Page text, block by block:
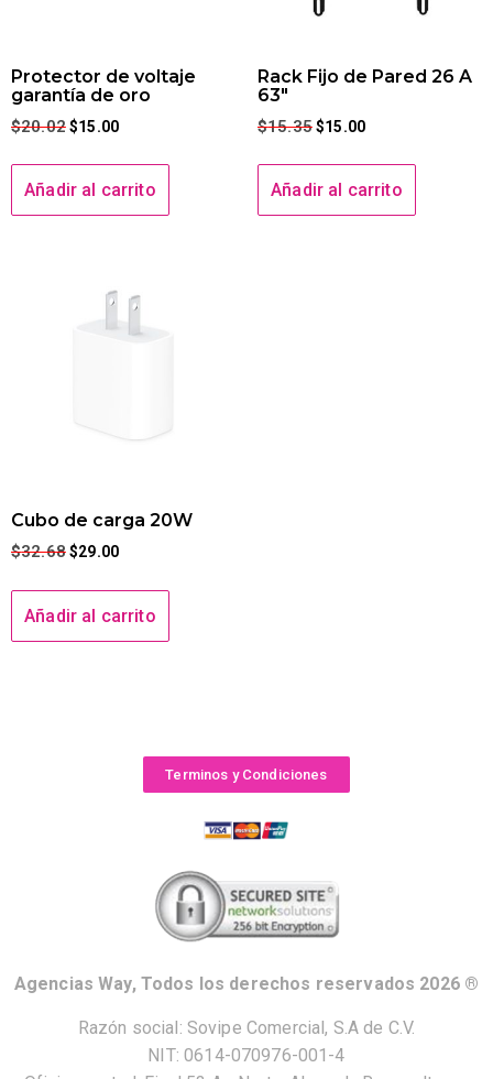
Protector de voltaje
garantía de oro
$20.02$15.00
Añadir al carrito
Rack Fijo de Pared 26 A
63″
$15.35$15.00
Añadir al carrito
Cubo de carga 20W
$32.68$29.00
Añadir al carrito
Terminos y Condiciones
Agencias Way, Todos los derechos reservados 2026 ®
Razón social: Sovipe Comercial, S.A de C.V.
NIT: 0614-070976-001-4